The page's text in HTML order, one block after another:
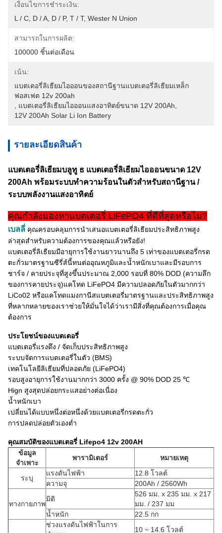
เงื่อนไขการชำระเงิน:
L / C, D / A, D / P, T / T, Wester N Union
สามารถในการผลิต:
100000 ชิ้นต่อเดือน
เน้น:
แบตเตอรี่ลิเธียมไอออนของสถานีฐานแบตเตอรี่ลิเธียมเหล็ก
ฟอสเฟต 12v 200ah
แบตเตอรี่ลิเธียมไอออนแสงอาทิตย์ขนาด 12V 200Ah
12V 200Ah Solar Li Ion Battery
รายละเอียดสินค้า
แบตเตอรี่ลิเธียมบลูทู ธ แบตเตอรี่ลิเธียมไอออนขนาด 12V
200Ah พร้อมระบบทำความร้อนในตัวสำหรับสถานีฐาน /
ระบบพลังงานแสงอาทิตย์
คุณกำลังมองหาแบตเตอรี่ LiFePO4 ที่ดีที่สุดหรือไม่?
เบลลี่ คุณครอบคลุมการนำเสนอแบตเตอรี่ลิเธียมประสิทธิภาพสูง
ล่าสุดสำหรับความต้องการของคุณแล้วหรือยัง!
แบตเตอรี่ลิเธียมมีอายุการใช้งานยาวนานถึง 5 เท่าของแบตเตอรี่กรด
ตะกั่วมาตรฐานซีรี่ส์นี้ทนต่ออุณหภูมิและน้ำหนักเบาและมีรอบการ
ชาร์จ / คายประจุที่สูงขึ้นประมาณ 2,000 รอบที่ 80% DOD (ความลึก
ของการคายประจุ)แคโทด LiFePO4 มีความปลอดภัยในตัวมากกว่า
LiCo02 หรือแคโทดแมงกานีสแบตเตอรี่มาตรฐานและประสิทธิภาพสูง
ที่หลากหลายของเราช่วยให้มั่นใจได้ว่าเรามีสิ่งที่คุณต้องการเมื่อคุณ
ต้องการ
ประโยชน์ของแบตเตอรี่
แบตเตอรี่แรงดึง / จัดเก็บประสิทธิภาพสูง
ระบบจัดการแบตเตอรี่ในตัว (BMS)
เทคโนโลยีลิเธียมที่ปลอดภัย (LiFePO4)
รอบสูงอายุการใช้งานมากกว่า 3000 ครั้ง @ 90% DOD 25 ℃
Hign สูงสุดปล่อยกระแสอย่างต่อเนื่อง
น้ำหนักเบา
เปลี่ยนได้แบบหนึ่งต่อหนึ่งด้วยแบตเตอรี่กรดตะกั่ว
การปลดปล่อยตัวเองต่ำ
คุณสมบัติของแบตเตอรี่ Lifepo4 12v 200AH
ข้อมูล
จำเพาะ
พารามิเตอร์ หมายเหตุ
ระบุ
แรงดันไฟฟ้า
12.8 โวลต์
ความจุ
200Ah / 2560Wh
ทางกายภาพ
มิติ
526 มม. x 235 มม. x 217
มม. / 237 มม
น้ำหนัก
22.5 กก
ช่วงแรงดันไฟฟ้าในการ
10 ~ 14.6 โวลต์